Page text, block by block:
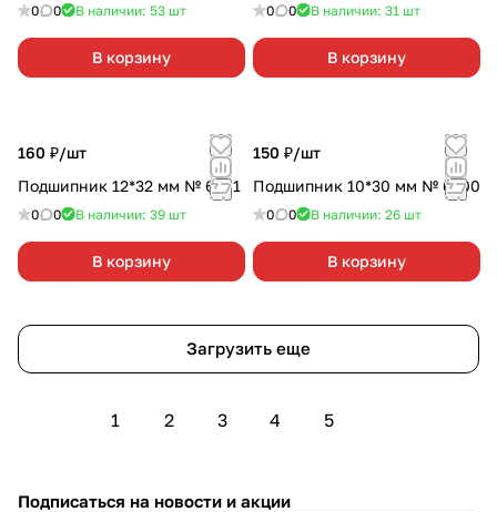
0 0 В наличии: 53 шт
В корзину
0 0 В наличии: 31 шт
В корзину
160 ₽/шт
Подшипник 12*32 мм № 6201
0 0 В наличии: 39 шт
В корзину
150 ₽/шт
Подшипник 10*30 мм № 6200
0 0 В наличии: 26 шт
В корзину
Загрузить еще
1 2 3 4 5
Подписаться на новости и акции